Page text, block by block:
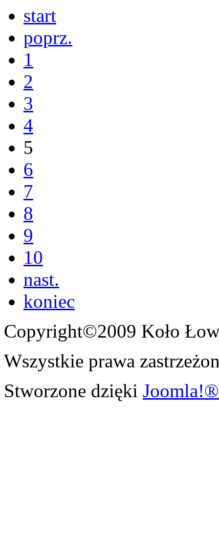
start
poprz.
1
2
3
4
5
6
7
8
9
10
nast.
koniec
Copyright©2009 Koło
Wszystkie prawa
Stworzone dzięki Joomla!®